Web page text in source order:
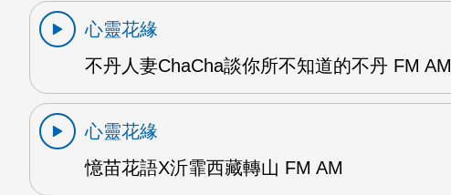
心靈花緣
不丹人妻ChaCha談你所不知道的不丹 FM AM
心靈花緣
憶苗花語X沂霏西藏轉山 FM AM